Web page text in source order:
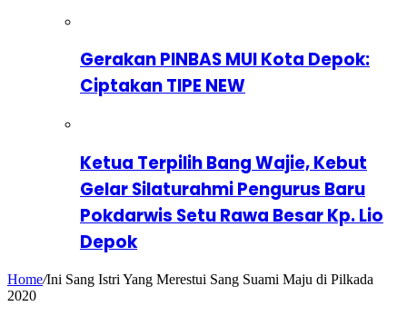
Gerakan PINBAS MUI Kota Depok:
Ciptakan TIPE NEW
Ketua Terpilih Bang Wajie, Kebut
Gelar Silaturahmi Pengurus Baru
Pokdarwis Setu Rawa Besar Kp. Lio
Depok
Home/Ini Sang Istri Yang Merestui Sang Suami Maju di Pilkada
2020